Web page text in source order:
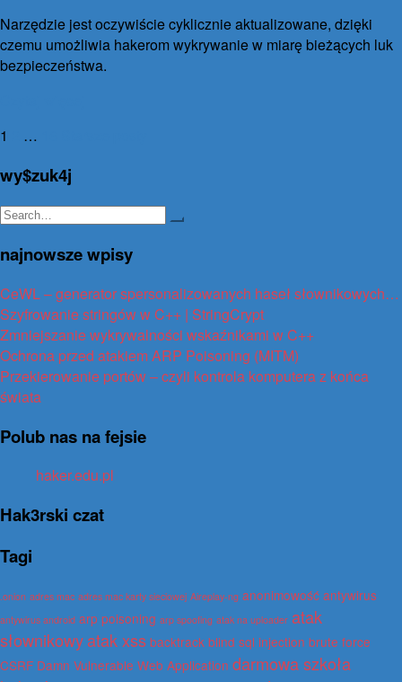
Narzędzie jest oczywiście cyklicznie aktualizowane, dzięki
czemu umożliwia hakerom wykrywanie w miarę bieżących luk
bezpieczeństwa.
wpisów
1 …
wy$zuk4j
Search
najnowsze wpisy
CeWL – generator spersonalizowanych haseł słownikowych…
Szyfrowanie stringów w C++ | StringCrypt
Zmniejszanie wykrywalności wskaźnikami w C++
Ochrona przed atakiem ARP Poisoning (MITM)
Przekierowanie portów – czyli kontrola komputera z końca
świata
Polub nas na fejsie
haker.edu.pl
Hak3rski czat
Tagi
.onion adres mac adres mac karty sieciowej Aireplay-ng anonimowość antywirus
antywirus android arp poisoning arp spoofing atak na uploader atak
słownikowyatak xss backtrack blind sql injection brute force
CSRF Damn Vulnerable Web Application darmowa szkoła